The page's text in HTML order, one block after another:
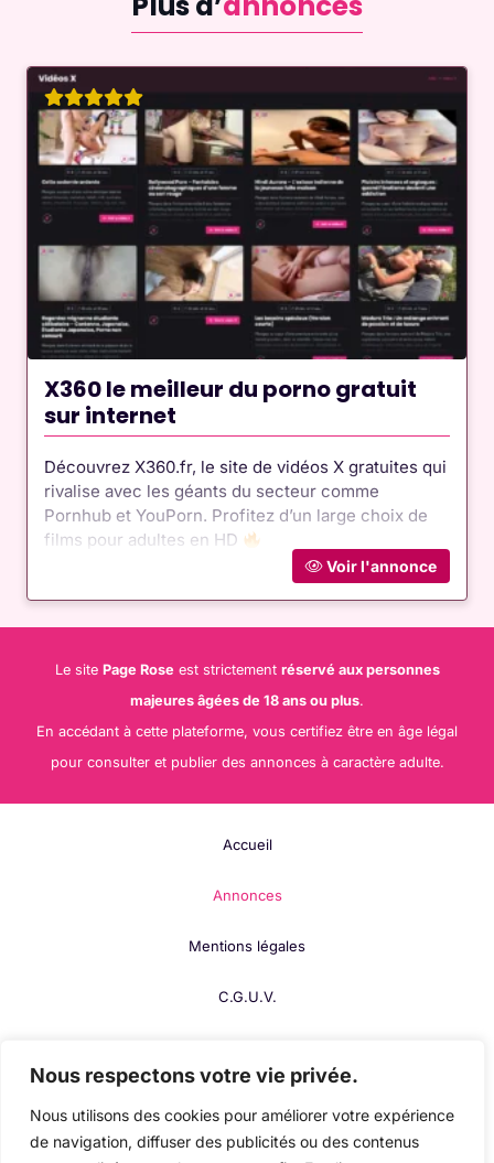
Nous respectons votre vie privée.
Nous utilisons des cookies pour améliorer votre expérience
de navigation, diffuser des publicités ou des contenus
X360 le meilleur du porno gratuit
sur internet
Découvrez X360.fr, le site de vidéos X gratuites qui
rivalise avec les géants du secteur comme
Pornhub et YouPorn. Profitez d’un large choix de
films pour adultes en HD
Voir l'annonce
Le site Page Roseest strictement réservé aux personnes
majeures âgées de 18 ans ou plus.
En accédant à cette plateforme, vous certifiez être en âge légal
pour consulter et publier des annonces à caractère adulte.
Accueil
Annonces
Mentions légales
C.G.U.V.
Publier votre fiche